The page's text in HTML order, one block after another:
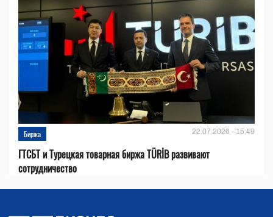
Биржа 22.07.2026 - 15:49
ГТСБТ и Турецкая товарная биржа TÜRİB развивают
сотрудничество